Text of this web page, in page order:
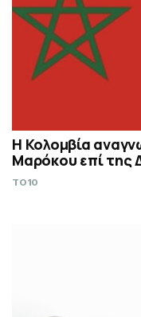
Η Κολομβία
Μαρόκου επί της
TO10